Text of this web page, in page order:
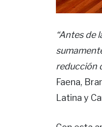
“Antes de
reducción
Faena,
Latina y